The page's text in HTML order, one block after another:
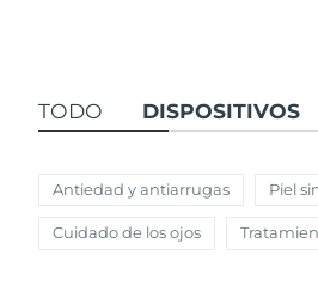
TODO DISPOSITIVOS
Antiedad y antiarrugas Piel
Cuidado de los ojos
Terapia de luz roja
Alemania
Canadá